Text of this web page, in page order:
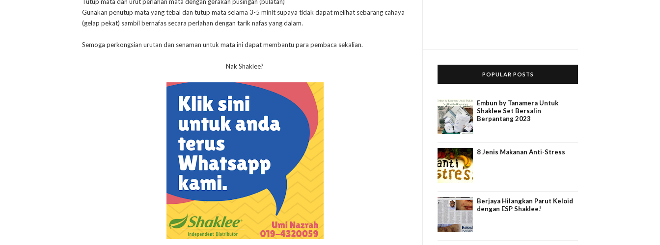
Gunakan penutup mata yang tebal dan tutup mata selama 3-5 minit supaya tidak dapat melihat sebarang cahaya
(gelap pekat) sambil bernafas secara perlahan dengan tarik nafas yang dalam.
Semoga perkongsian urutan dan senaman untuk mata ini dapat membantu para pembaca sekalian.
Nak Shaklee?
POPULAR POSTS
Embun by Tanamera Untuk
Shaklee Set Bersalin
Berpantang 2023
8 Jenis Makanan Anti-Stress
Berjaya Hilangkan Parut Keloid
dengan ESP Shaklee!